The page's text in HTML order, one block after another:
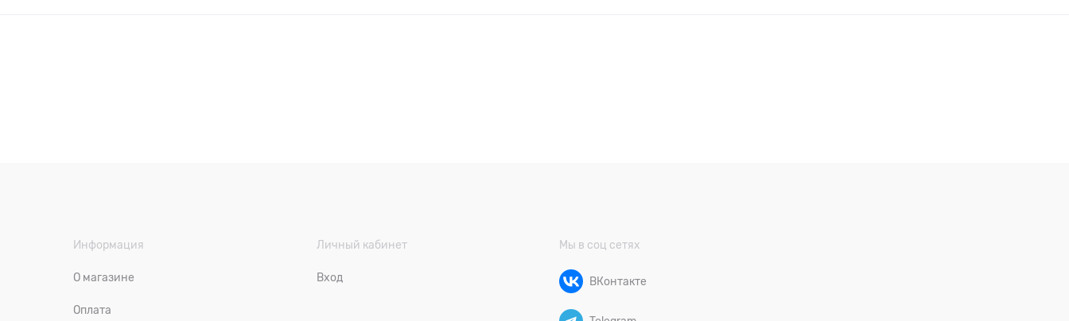
Информация
О магазине
Оплата
Личный кабинет
Вход
Мы в соц сетях
ВКонтакте